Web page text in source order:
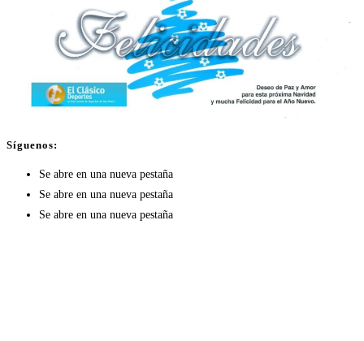
Síguenos:
Se abre en una nueva pestaña
Se abre en una nueva pestaña
Se abre en una nueva pestaña